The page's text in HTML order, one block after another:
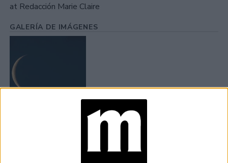
at Redacción Marie Claire
GALERÍA DE IMÁGENES